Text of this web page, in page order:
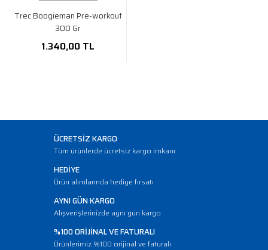
Trec Boogieman Pre-workout
300 Gr
1.340,00 TL
ÜCRETSİZ KARGO
Tüm ürünlerde ücretsiz kargo imkanı
HEDİYE
Ürün alımlarında hediye fırsatı
AYNI GÜN KARGO
Alışverişlerinizde aynı gün kargo
%100 ORİJİNAL VE FATURALI
Ürünlerimiz %100 orijinal ve faturalı